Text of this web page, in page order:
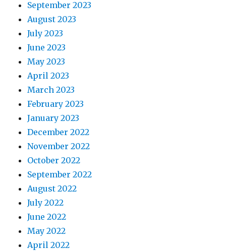
September 2023
August 2023
July 2023
June 2023
May 2023
April 2023
March 2023
February 2023
January 2023
December 2022
November 2022
October 2022
September 2022
August 2022
July 2022
June 2022
May 2022
April 2022